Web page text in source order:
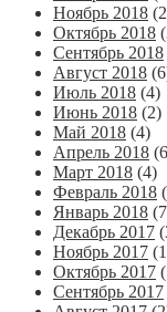
Ноябрь 2018
Октябрь 2018
Сентябрь 2018
Август 2018
Июль 2018 (4)
Июнь 2018 (2)
Май 2018 (4)
Апрель 2018
Март 2018 (4)
Февраль 2018
Январь 2018
Декабрь 2017
Ноябрь 2017
Октябрь 2017
Сентябрь 2017